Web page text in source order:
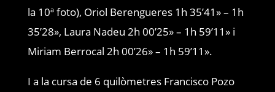
la 10ª foto), Oriol Berengueres 1h 35’41» – 1h
35’28», Laura Nadeu 2h 00’25» – 1h 59’11» i
Miriam Berrocal 2h 00’26» – 1h 59’11».
I a la cursa de 6 quilòmetres Francisco Pozo